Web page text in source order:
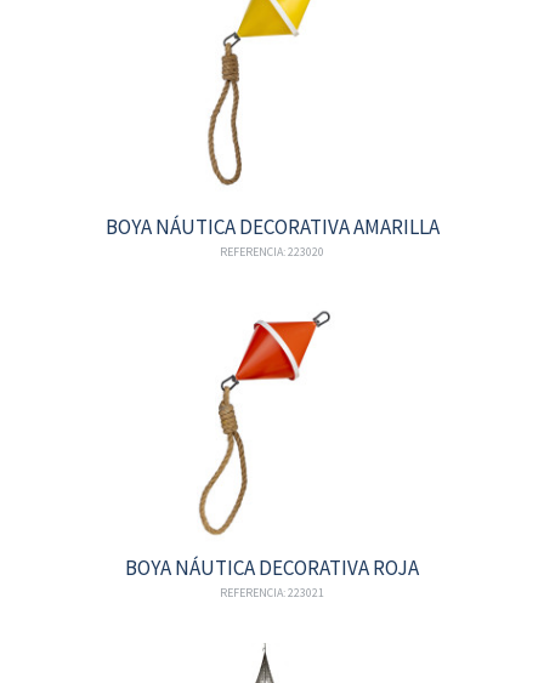
BOYA NÁUTICA DECORATIVA AMARILLA
REFERENCIA: 223020
BOYA NÁUTICA DECORATIVA ROJA
REFERENCIA: 223021